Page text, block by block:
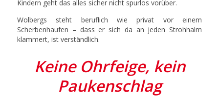
Kindern geht das alles sicher nicht spurlos vorüber.
Wolbergs steht beruflich wie privat vor einem
Scherbenhaufen – dass er sich da an jeden Strohhalm
klammert, ist verständlich.
Keine Ohrfeige, kein
Paukenschlag